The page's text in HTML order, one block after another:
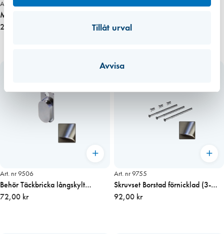
Tillåt urval
Avvisa
Art. nr 6291
Monteringshjälp WH-RD-01
(Roca) för säkerhetsspärr
27,00 kr
Borstad Förn.
122,00 kr
Art. nr 9506
Behör Täckbricka långskylt
Borstad Förnicklad
72,00 kr
Art. nr 9755
Skruvset Borstad förnicklad (3-
pack)
92,00 kr